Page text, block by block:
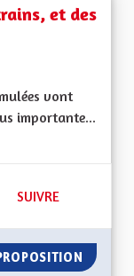
et des
vont
importante...
publics en
51 ABONNÉS
SUIVRE